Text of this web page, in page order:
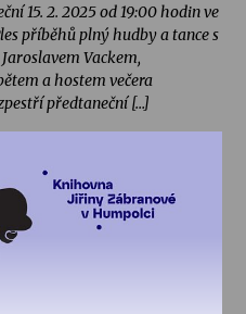
15. 2. 2025 od 19:00 hodin ve
příběhů plný hudby a tance s
Vackem,
a hostem večera
předtaneční […]